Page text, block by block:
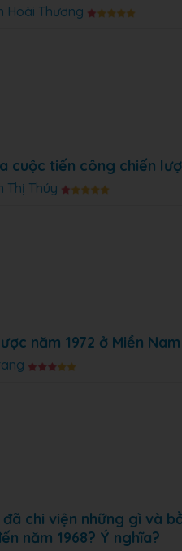
Hoài Thương
cuộc tiến công chiến
Thị Thúy
năm 1972 ở Miền
chi viện những gì và
năm 1968? Ý nghĩa?